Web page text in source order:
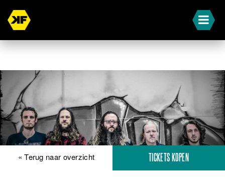
« Terug naar overzicht TICKETS KOPEN